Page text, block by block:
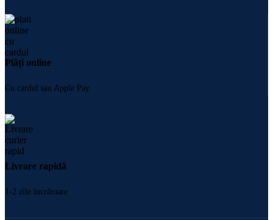
Plăți online
Cu cardul sau Apple Pay
Livrare rapidă
1-2 zile lucrătoare